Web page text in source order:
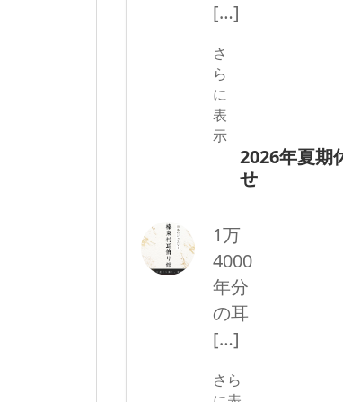
2026年夏期
せ
[…]
さ
ら
に
表
示
1万
4000
年分
の耳
[…]
さら